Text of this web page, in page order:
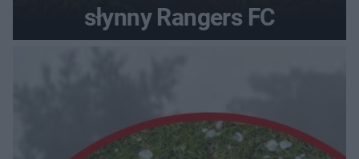
słynny Rangers FC